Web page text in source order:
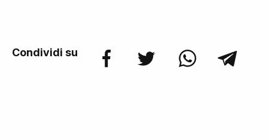
Condividi su